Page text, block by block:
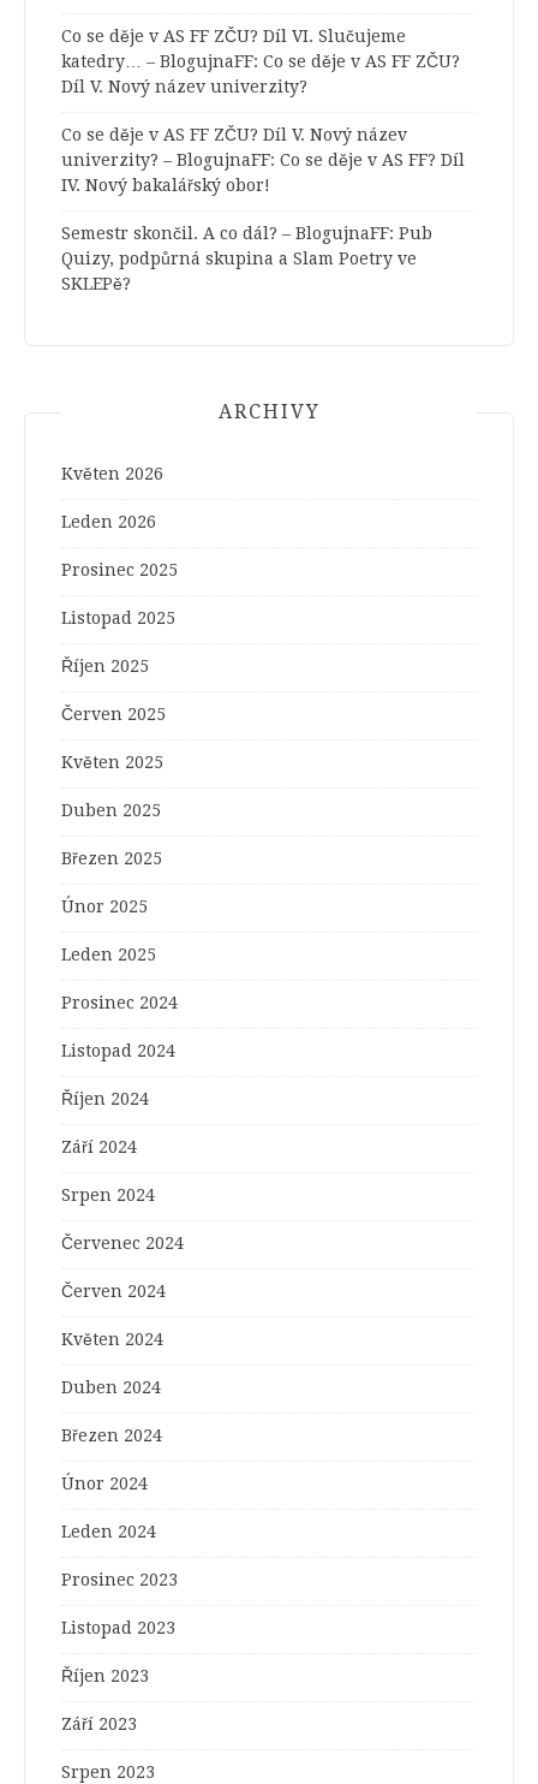
Co se děje v AS FF ZČU? Díl VI. Slučujeme
katedry… – BlogujnaFF: Co se děje v AS FF ZČU?
Díl V. Nový název univerzity?
Co se děje v AS FF ZČU? Díl V. Nový název
univerzity? – BlogujnaFF: Co se děje v AS FF? Díl
IV. Nový bakalářský obor!
Semestr skončil. A co dál? – BlogujnaFF: Pub
Quizy, podpůrná skupina a Slam Poetry ve
SKLEPě?
ARCHIVY
Květen 2026
Leden 2026
Prosinec 2025
Listopad 2025
Říjen 2025
Červen 2025
Květen 2025
Duben 2025
Březen 2025
Únor 2025
Leden 2025
Prosinec 2024
Listopad 2024
Říjen 2024
Září 2024
Srpen 2024
Červenec 2024
Červen 2024
Květen 2024
Duben 2024
Březen 2024
Únor 2024
Leden 2024
Prosinec 2023
Listopad 2023
Říjen 2023
Září 2023
Srpen 2023